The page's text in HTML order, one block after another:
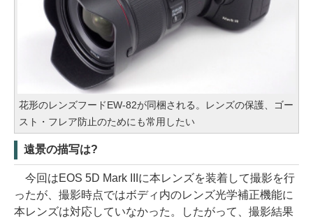
花形のレンズフードEW-82が同梱される。レンズの保護、ゴー
スト・フレア防止のためにも常用したい
遠景の描写は?
今回はEOS 5D Mark IIIに本レンズを装着して撮影を行
ったが、撮影時点ではボディ内のレンズ光学補正機能に
本レンズは対応していなかった。したがって、撮影結果